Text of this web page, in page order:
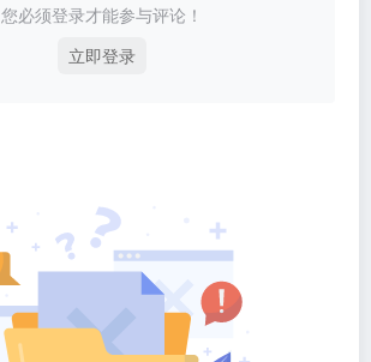
您必须登录才能参与评论！
立即登录